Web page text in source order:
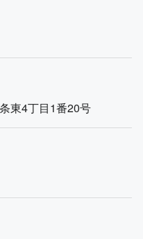
東4丁目1番20号